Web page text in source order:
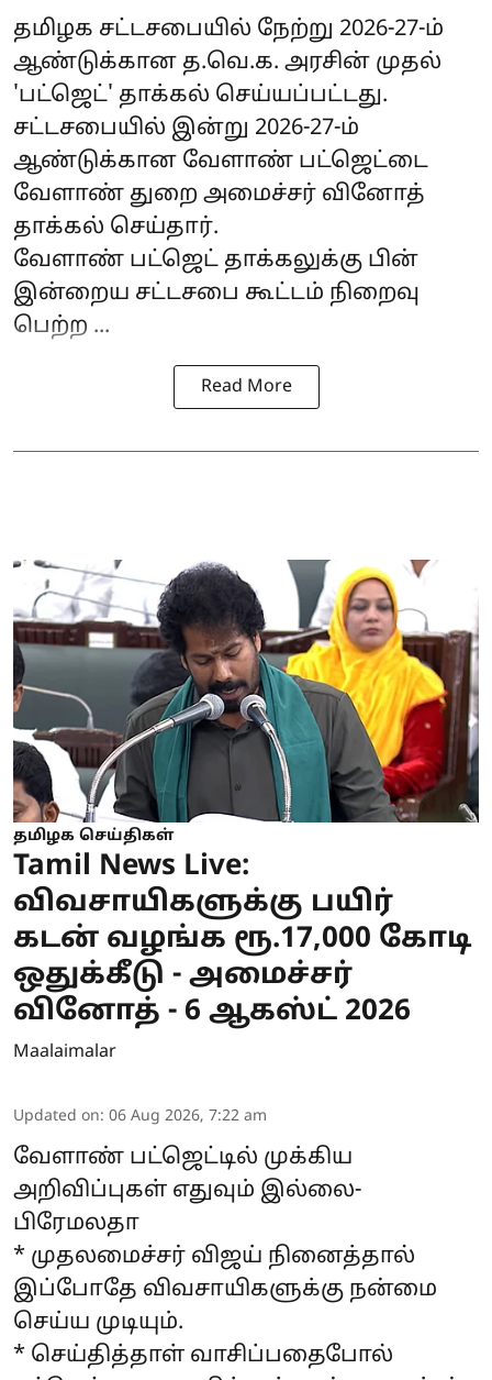
தமிழக சட்டசபையில் நேற்று 2026-27-ம்
ஆண்டுக்கான த.வெ.க. அரசின் முதல்
'பட்ஜெட்' தாக்கல் செய்யப்பட்டது.
சட்டசபையில் இன்று 2026-27-ம்
ஆண்டுக்கான வேளாண் பட்ஜெட்டை
வேளாண் துறை அமைச்சர் வினோத்
தாக்கல் செய்தார்.
வேளாண் பட்ஜெட் தாக்கலுக்கு பின்
இன்றைய சட்டசபை கூட்டம் நிறைவு
பெற்ற ...
Read More
தமிழக செய்திகள்
Tamil News Live:
விவசாயிகளுக்கு பயிர்
கடன் வழங்க ரூ.17,000 கோடி
ஒதுக்கீடு - அமைச்சர்
வினோத் - 6 ஆகஸ்ட் 2026
Maalaimalar
Updated on: 06 Aug 2026, 7:22 am
வேளாண் பட்ஜெட்டில் முக்கிய
அறிவிப்புகள் எதுவும் இல்லை-
பிரேமலதா
* முதலமைச்சர் விஜய் நினைத்தால்
இப்போதே விவசாயிகளுக்கு நன்மை
செய்ய முடியும்.
* செய்தித்தாள் வாசிப்பதைபோல்